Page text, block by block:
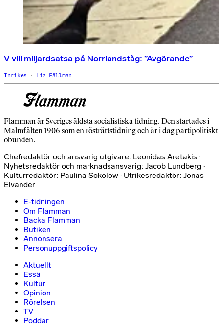
V vill miljardsatsa på Norrlandståg: ”Avgörande”
Inrikes Liz Fällman
Flamman är Sveriges äldsta socialistiska tidning. Den startades i
Malmfälten 1906 som en rösträttstidning och är i dag partipolitiskt
obunden.
Chefredaktör och ansvarig utgivare: Leonidas Aretakis ·
Nyhetsredaktör och marknadsansvarig: Jacob Lundberg ·
Kulturredaktör: Paulina Sokolow · Utrikesredaktör: Jonas
Elvander
E-tidningen
Om Flamman
Backa Flamman
Butiken
Annonsera
Personuppgiftspolicy
Aktuellt
Essä
Kultur
Opinion
Rörelsen
TV
Poddar